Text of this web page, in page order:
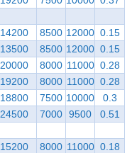
14200 8500 12000 0.15
13500 8500 12000 0.15
20000 8000 11000 0.28
19200 8000 11000 0.28
18800 7500 10000
0.3
24500 7000 9500 0.51
15200 8000 11000 0.18